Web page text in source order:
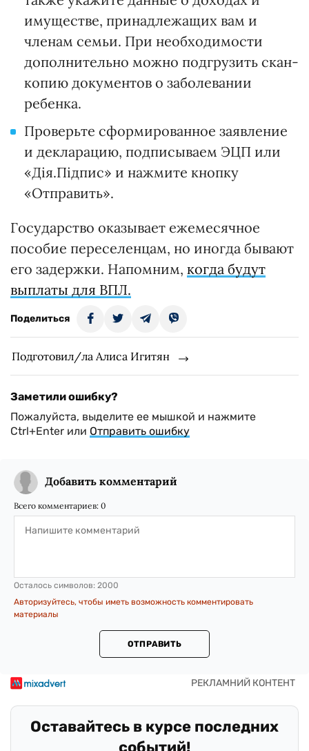
имуществе, принадлежащих вам и
членам семьи. При необходимости
дополнительно можно подгрузить скан-
копию документов о заболевании
ребенка.
Проверьте сформированное заявление
и декларацию, подписываем ЭЦП или
«Дія.Підпис» и нажмите кнопку
«Отправить».
Государство оказывает ежемесячное
пособие переселенцам, но иногда бывают
его задержки. Напомним, когда будут
выплаты для ВПЛ.
Поделиться
Подготовил/ла Алиса Игитян
Заметили ошибку?
Пожалуйста, выделите ее мышкой и нажмите
Ctrl+Enter или Отправить ошибку
Добавить комментарий
Всего комментариев: 0
Осталось символов: 2000
Авторизуйтесь, чтобы иметь возможность комментировать
материалы
ОТПРАВИТЬ
Оставайтесь в курсе последних